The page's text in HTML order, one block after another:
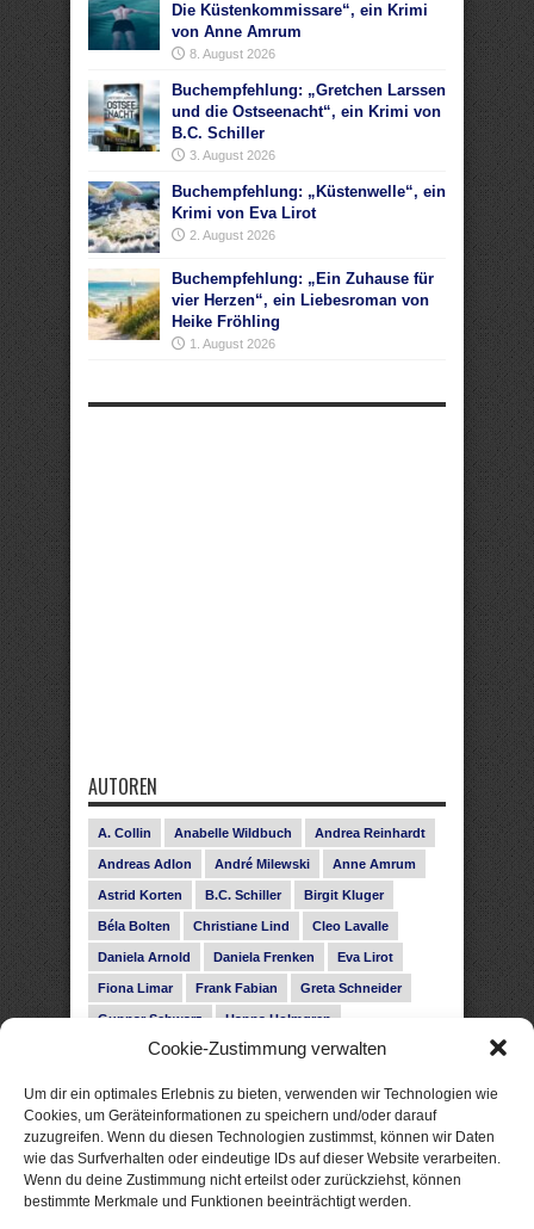
Cookie-Zustimmung verwalten
Um dir ein optimales Erlebnis zu bieten, verwenden wir Technologien wie
Cookies, um Geräteinformationen zu speichern und/oder darauf
zuzugreifen. Wenn du diesen Technologien zustimmst, können wir Daten
wie das Surfverhalten oder eindeutige IDs auf dieser Website verarbeiten.
Wenn du deine Zustimmung nicht erteilst oder zurückziehst, können
bestimmte Merkmale und Funktionen beeinträchtigt werden.
Die Küstenkommissare“, ein Krimi
von Anne Amrum
8. August 2026
Buchempfehlung: „Gretchen Larssen
und die Ostseenacht“, ein Krimi von
B.C. Schiller
3. August 2026
Buchempfehlung: „Küstenwelle“, ein
Krimi von Eva Lirot
2. August 2026
Buchempfehlung: „Ein Zuhause für
vier Herzen“, ein Liebesroman von
Heike Fröhling
1. August 2026
AUTOREN
A. Collin Anabelle Wildbuch Andrea Reinhardt
Andreas Adlon André Milewski Anne Amrum
Astrid Korten B.C. Schiller Birgit Kluger
Béla Bolten Christiane Lind Cleo Lavalle
Daniela Arnold Daniela Frenken Eva Lirot
Fiona Limar Frank Fabian Greta Schneider
Gunnar Schwarz Hanna Holmgren
Heike Fröhling Ina Glahe Ivo Pala J. Vellguth
Leonie Haubrich Lilly Labord Livia Pipes
Malin Blunk Marcus Hünnebeck Martin Krist
Melisa Schwermer Nele Bruun Nika Lubitsch
Noah Fitz Nora Amelie René Junge